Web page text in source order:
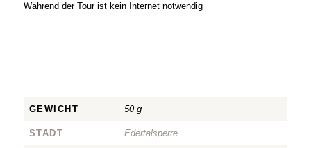
Während der Tour ist kein Internet notwendig
GEWICHT 50 g
STADT Edertalsperre